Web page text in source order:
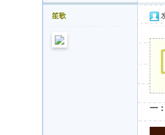
笙歌
一